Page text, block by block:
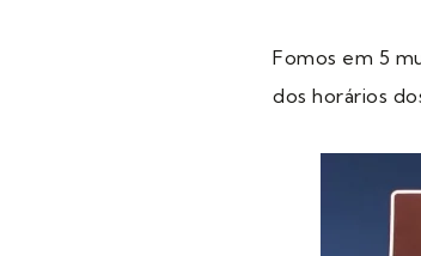
Fomos em 5
dos horários